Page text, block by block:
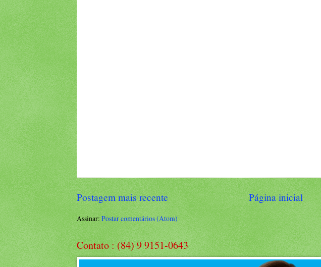
Postagem mais recente Página inicial
Assinar:Postar comentários (Atom)
Contato : (84) 9 9151-0643